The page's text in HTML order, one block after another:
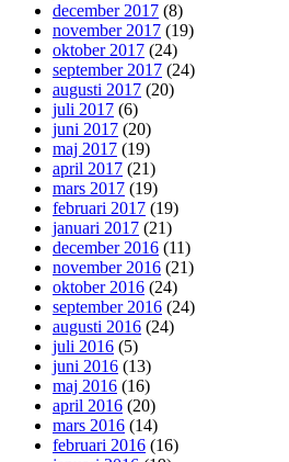
december 2017 (8)
november 2017 (19)
oktober 2017 (24)
september 2017 (24)
augusti 2017 (20)
juli 2017 (6)
juni 2017 (20)
maj 2017 (19)
april 2017 (21)
mars 2017 (19)
februari 2017 (19)
januari 2017 (21)
december 2016 (11)
november 2016 (21)
oktober 2016 (24)
september 2016 (24)
augusti 2016 (24)
juli 2016 (5)
juni 2016 (13)
maj 2016 (16)
april 2016 (20)
mars 2016 (14)
februari 2016 (16)